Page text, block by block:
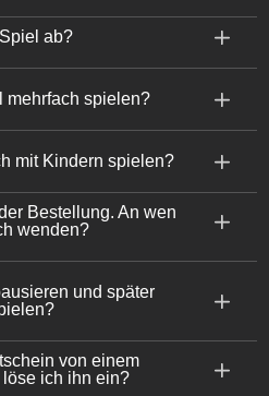
ab?
mehrfach spielen?
mit Kindern spielen?
Bestellung. An wen
wenden?
und später
von einem
löse ich ihn ein?